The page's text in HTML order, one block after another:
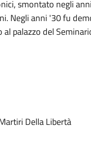
smontato negli
Negli anni '30 fu
palazzo del
Della Libertà